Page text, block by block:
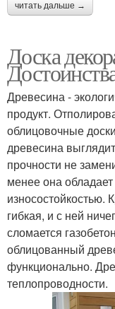
читать дальше →
Доска
Древесина -
продукт.
облицовочные
древесина
прочности не
менее она
износостойкостью.
гибкая, и с ней
сломается
облицованный
функционально.
теплопроводности.